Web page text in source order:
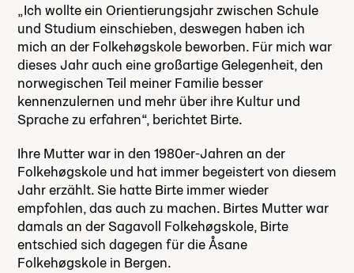
„Ich wollte ein Orientierungsjahr zwischen Schule
und Studium einschieben, deswegen haben ich
mich an der Folkehøgskole beworben. Für mich war
dieses Jahr auch eine großartige Gelegenheit, den
norwegischen Teil meiner Familie besser
kennenzulernen und mehr über ihre Kultur und
Sprache zu erfahren“, berichtet Birte.
Ihre Mutter war in den 1980er-Jahren an der
Folkehøgskole und hat immer begeistert von diesem
Jahr erzählt. Sie hatte Birte immer wieder
empfohlen, das auch zu machen. Birtes Mutter war
damals an der Sagavoll Folkehøgskole, Birte
entschied sich dagegen für die Åsane
Folkehøgskole in Bergen.